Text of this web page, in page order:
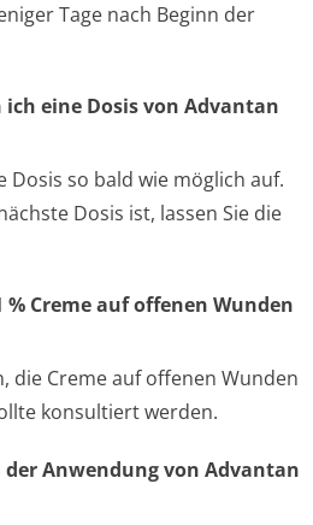
Tage nach Beginn der
eine Dosis von Advantan
Dosis so bald wie möglich auf.
Dosis ist, lassen Sie die
Creme auf offenen Wunden
die Creme auf offenen Wunden
konsultiert werden.
Anwendung von Advantan